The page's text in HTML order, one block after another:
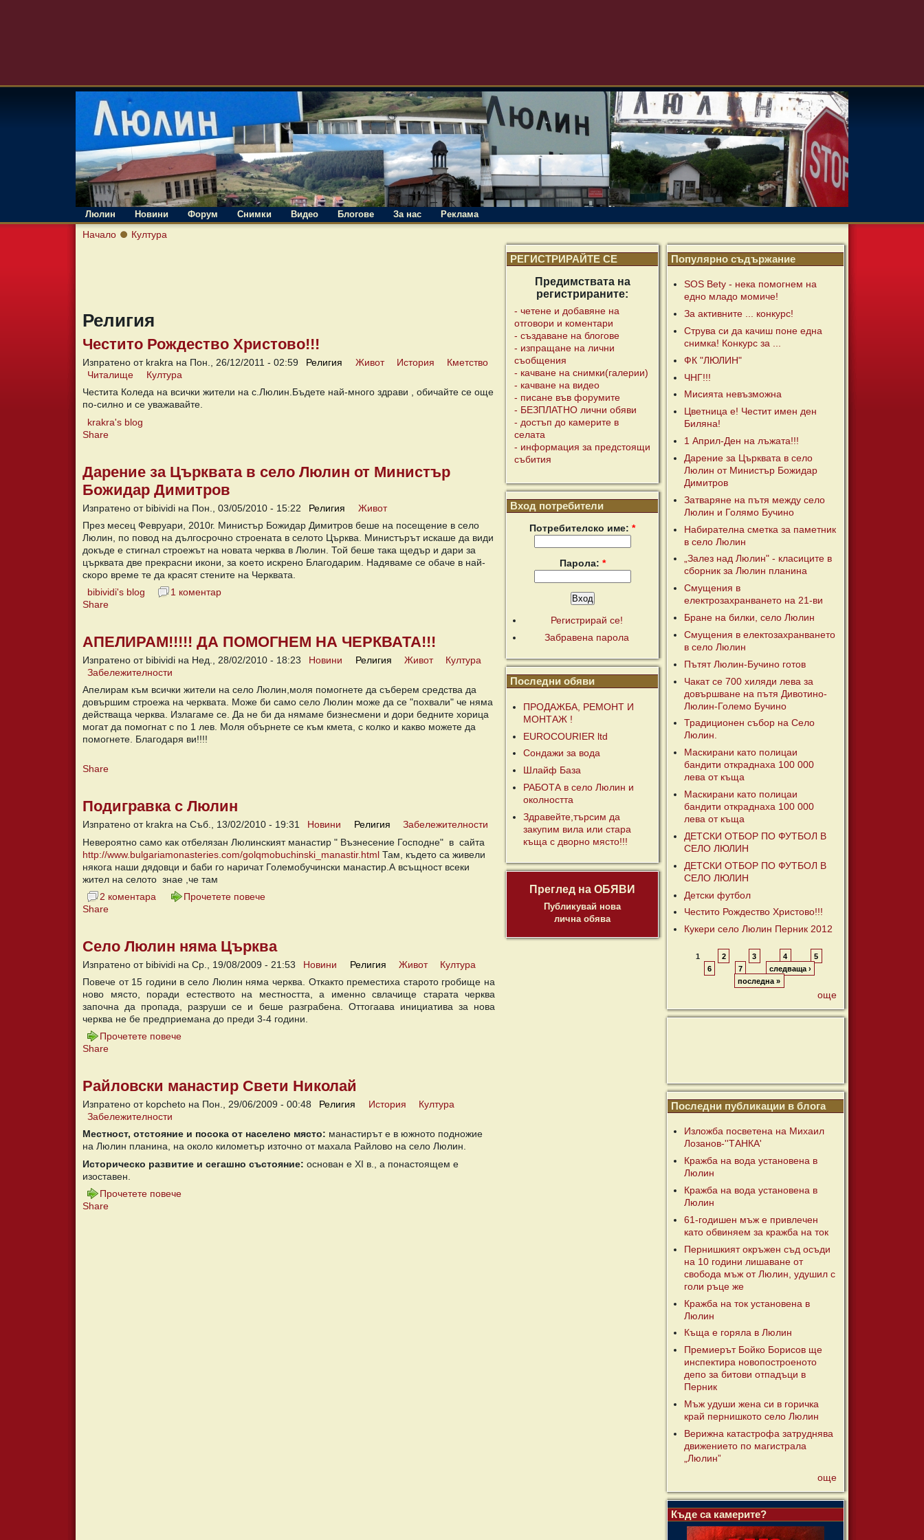
Люлин Новини Форум Снимки Видео Блогове За нас Реклама
Начало Култура
Популярно съдържание
SOS Bety - нека помогнем на
едно младо момиче!
За активните ... конкурс!
Струва си да качиш поне една
снимка! Конкурс за ...
ФК "ЛЮЛИН"
ЧНГ!!!
Мисията невъзможна
Цветница е! Честит имен ден
Биляна!
1 Април-Ден на лъжата!!!
Дарение за Църквата в село
Люлин от Министър Божидар
Димитров
Затваряне на пътя между село
Люлин и Голямо Бучино
Набирателна сметка за паметник
в село Люлин
„Залез над Люлин" - класиците в
сборник за Люлин планина
Смущения в
електрозахранването на 21-ви
Бране на билки, село Люлин
Смущения в електозахранването
в село Люлин
Пътят Люлин-Бучино готов
Чакат се 700 хиляди лева за
довършване на пътя Дивотино-
Люлин-Големо Бучино
Традиционен събор на Село
Люлин.
Маскирани като полицаи
бандити откраднаха 100 000
лева от къща
Маскирани като полицаи
бандити откраднаха 100 000
лева от къща
ДЕТСКИ ОТБОР ПО ФУТБОЛ В
СЕЛО ЛЮЛИН
ДЕТСКИ ОТБОР ПО ФУТБОЛ В
СЕЛО ЛЮЛИН
Детски футбол
Честито Рождество Христово!!!
Кукери село Люлин Перник 2012
1 2 3 4
5
6
7
следваща ›
последна »
още
Последни публикации в блога
Изложба посветена на Михаил
Лозанов-''ТАНКА'
Кражба на вода установена в
Люлин
Кражба на вода установена в
Люлин
61-годишен мъж е привлечен
като обвиняем за кражба на ток
Пернишкият окръжен съд осъди
на 10 години лишаване от
свобода мъж от Люлин, удушил с
голи ръце же
Кражба на ток установена в
Люлин
Къща е горяла в Люлин
Премиерът Бойко Борисов ще
инспектира новопостроеното
депо за битови отпадъци в
Перник
Мъж удуши жена си в горичка
край пернишкото село Люлин
Верижна катастрофа затруднява
движението по магистрала
„Люлин”
още
Къде са камерите?
РЕГИСТРИРАЙТЕ СЕ
Предимствата на
регистрираните:
- четене и добавяне на
отговори и коментари
- създаване на блогове
- изпращане на лични
съобщения
- качване на снимки(галерии)
- качване на видео
- писане във форумите
- БЕЗПЛАТНО лични обяви
- достъп до камерите в
селата
- информация за предстоящи
събития
Вход потребители
Потребителско име: *
Парола: *
Регистрирай се!
Забравена парола
Последни обяви
ПРОДАЖБА, РЕМОНТ И
МОНТАЖ !
EUROCOURIER ltd
Сондажи за вода
Шлайф База
РАБОТА в село Люлин и
околността
Здравейте,търсим да
закупим вила или стара
къща с дворно място!!!
Преглед на ОБЯВИ
Публикувай нова
лична обява
Религия
Честито Рождество Христово!!!
Изпратено от krakra на Пон., 26/12/2011 - 02:59 Религия Живот История
Кметство
Читалище
Култура
Честита Коледа на всички жители на с.Люлин.Бъдете най-много здрави , обичайте се още
по-силно и се уважавайте.
krakra's blog
Share
Дарение за Църквата в село Люлин от Министър
Божидар Димитров
Изпратено от bibividi на Пон., 03/05/2010 - 15:22 Религия
Живот
През месец Февруари, 2010г. Министър Божидар Димитров беше на посещение в село
Люлин, по повод на дългосрочно строената в селото Църква. Министърът искаше да види
докъде е стигнал строежът на новата черква в Люлин. Той беше така щедър и дари за
църквата две прекрасни икони, за което искрено Благодарим. Надяваме се обаче в най-
скоро време те да красят стените на Черквата.
bibividi's blog
1 коментар
Share
АПЕЛИРАМ!!!!! ДА ПОМОГНЕМ НА ЧЕРКВАТА!!!
Изпратено от bibividi на Нед., 28/02/2010 - 18:23 Новини Религия Живот
Култура
Забележителности
Апелирам към всички жители на село Люлин,моля помогнете да съберем средства да
довършим строежа на черквата. Може би само село Люлин може да се "похвали" че няма
действаща черква. Излагаме се. Да не би да нямаме бизнесмени и дори бедните хорица
могат да помогнат с по 1 лев. Моля обърнете се към кмета, с колко и какво можете да
помогнете. Благодаря ви!!!!
Share
Подигравка с Люлин
Изпратено от krakra на Съб., 13/02/2010 - 19:31 Новини Религия
Забележителности
Невероятно само как отбелязан Люлинският манастир " Възнесение Господне" в сайта
http://www.bulgariamonasteries.com/golqmobuchinski_manastir.html Там, където са живели
някога наши дядовци и баби го наричат Големобучински манастир.А всъщност всеки
жител на селото знае ,че там
2 коментара
Прочетете повече
Share
Село Люлин няма Църква
Изпратено от bibividi на Ср., 19/08/2009 - 21:53 Новини Религия Живот
Култура
Повече от 15 години в село Люлин няма черква. Откакто преместиха старото гробище на
ново място, поради естеството на местността, а именно свлачище старата черква
започна да пропада, разруши се и беше разграбена. Оттогаава инициатива за нова
черква не бе предприемана до преди 3-4 години.
Прочетете повече
Share
Райловски манастир Свети Николай
Изпратено от kopcheto на Пон., 29/06/2009 - 00:48 Религия История
Култура
Забележителности
Местност, отстояние и посока от населено място: манастирът е в южното подножие
на Люлин планина, на около километър източно от махала Райлово на село Люлин.
Историческо развитие и сегашно състояние: основан е XI в., а понастоящем е
изоставен.
Прочетете повече
Share